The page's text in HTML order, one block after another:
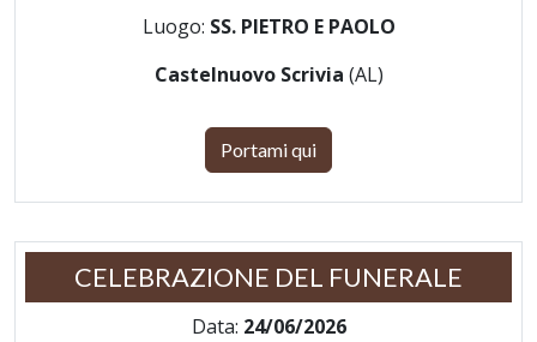
Luogo: SS. PIETRO E PAOLO
Castelnuovo Scrivia (AL)
Portami qui
CELEBRAZIONE DEL FUNERALE
Data: 24/06/2026